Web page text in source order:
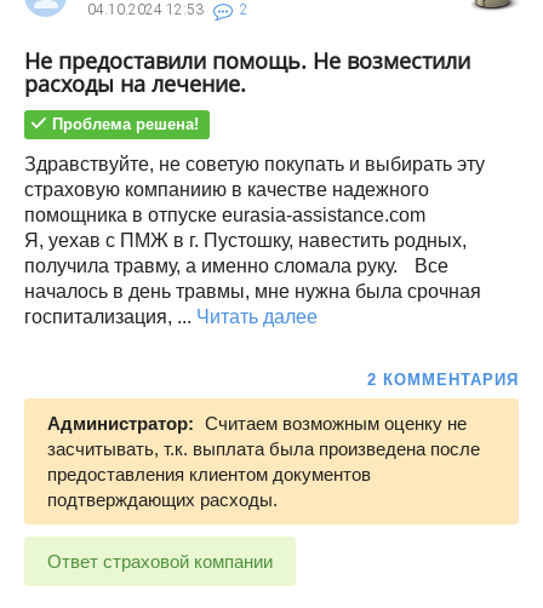
04.10.2024 12:53 2
Не предоставили помощь. Не возместили
расходы на лечение.
Проблема решена!
Здравствуйте, не советую покупать и выбирать эту
страховую компаниию в качестве надежного
помощника в отпуске eurasia-assistance.com
Я, уехав с ПМЖ в г. Пустошку, навестить родных,
получила травму, а именно сломала руку. Все
началось в день травмы, мне нужна была срочная
госпитализация, ... Читать далее
2 КОММЕНТАРИЯ
Администратор: Считаем возможным оценку не
засчитывать, т.к. выплата была произведена после
предоставления клиентом документов
подтверждающих расходы.
Ответ страховой компании